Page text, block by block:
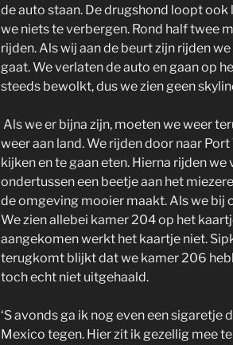
de auto staan. De drugshond loopt
we niets te verbergen. Rond half twee
rijden. Als wij aan de beurt zijn rijden
gaat. We verlaten de auto en gaan op
steeds bewolkt, dus we zien geen
Als we er bijna zijn, moeten we weer
weer aan land. We rijden door naar
kijken en te gaan eten. Hierna rijden
ondertussen een beetje aan het
de omgeving mooier maakt. Als we bij
We zien allebei kamer 204 op het
aangekomen werkt het kaartje niet.
terugkomt blijkt dat we kamer 206
toch echt niet uitgehaald.
‘S avonds ga ik nog even een sigaretje
Mexico tegen. Hier zit ik gezellig mee